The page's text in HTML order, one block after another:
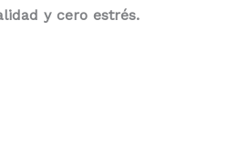
y cero estrés.